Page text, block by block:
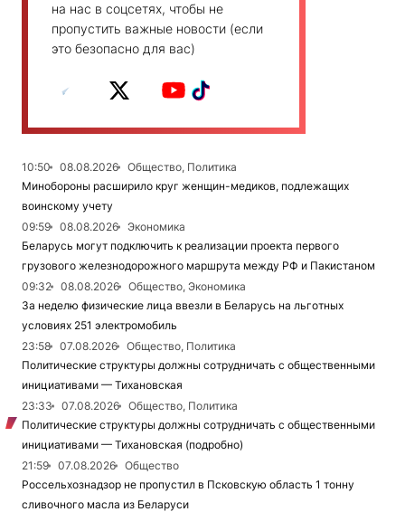
на нас в соцсетях, чтобы не
пропустить важные новости (если
это безопасно для вас)
10:50 08.08.2026
Общество, Политика
Минобороны расширило круг женщин-медиков, подлежащих
воинскому учету
09:59
08.08.2026
Экономика
Беларусь могут подключить к реализации проекта первого
грузового железнодорожного маршрута между РФ и Пакистаном
09:32
08.08.2026
Общество, Экономика
За неделю физические лица ввезли в Беларусь на льготных
условиях 251 электромобиль
23:58
07.08.2026
Общество, Политика
Политические структуры должны сотрудничать с общественными
инициативами — Тихановская
23:33
07.08.2026
Общество, Политика
Политические структуры должны сотрудничать с общественными
инициативами — Тихановская (подробно)
21:59
07.08.2026
Общество
Россельхознадзор не пропустил в Псковскую область 1 тонну
сливочного масла из Беларуси